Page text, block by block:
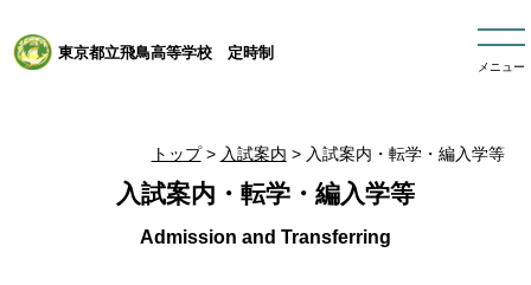
東京都立飛鳥高等学校 定時制
メニュー
トップ> 入試案内 > 入試案内・転学・編入学等
入試案内・転学・編入学等